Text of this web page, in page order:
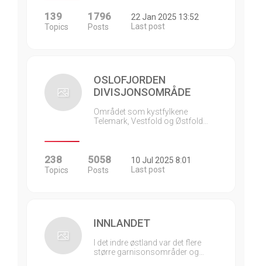
139
Topics
1796
Posts
22 Jan 2025 13:52
Last post
OSLOFJORDEN
DIVISJONSOMRÅDE
Området som kystfylkene
Telemark, Vestfold og Østfold…
238
Topics
5058
Posts
10 Jul 2025 8:01
Last post
INNLANDET
I det indre østland var det flere
større garnisonsområder og…